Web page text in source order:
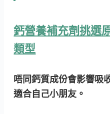
鈣營養補充劑挑選
類型
唔同鈣質成份會影響吸
適合自己小朋友。